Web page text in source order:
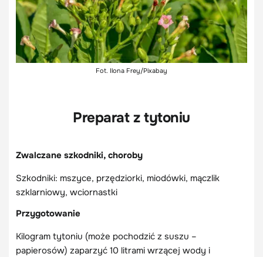
Fot. Ilona Frey/Pixabay
Preparat z tytoniu
Zwalczane szkodniki, choroby
Szkodniki: mszyce, przędziorki, miodówki, mączlik
szklarniowy, wciornastki
Przygotowanie
Kilogram tytoniu (może pochodzić z suszu –
papierosów) zaparzyć 10 litrami wrzącej wody i